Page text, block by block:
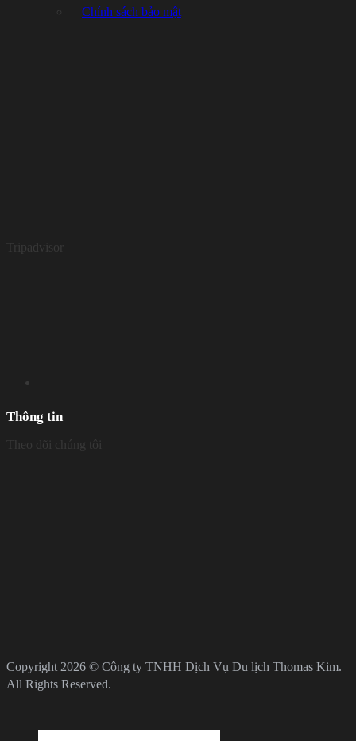
Chính sách bảo mật
Tripadvisor
Thông tin
Theo dõi chúng tôi
Copyright 2026 © Công ty TNHH Dịch Vụ Du lịch Thomas Kim.
All Rights Reserved.